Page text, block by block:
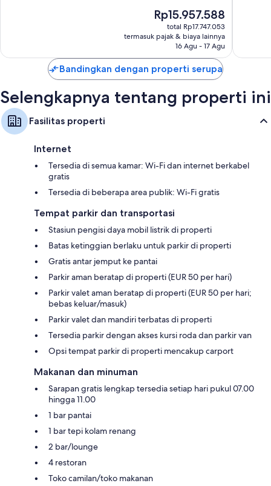
Harga
sekarang
Rp15.957.588
Rp15.957.588
total Rp17.747.053
termasuk pajak & biaya lainnya
16 Agu - 17 Agu
Bandingkan dengan properti serupa
Selengkapnya tentang properti ini
Fasilitas properti
Internet
Tersedia di semua kamar: Wi-Fi dan internet berkabel
gratis
Tersedia di beberapa area publik: Wi-Fi gratis
Tempat parkir dan transportasi
Stasiun pengisi daya mobil listrik di properti
Batas ketinggian berlaku untuk parkir di properti
Gratis antar jemput ke pantai
Parkir aman beratap di properti (EUR 50 per hari)
Parkir valet aman beratap di properti (EUR 50 per hari;
bebas keluar/masuk)
Parkir valet dan mandiri terbatas di properti
Tersedia parkir dengan akses kursi roda dan parkir van
Opsi tempat parkir di properti mencakup carport
Makanan dan minuman
Sarapan gratis lengkap tersedia setiap hari pukul 07.00
hingga 11.00
1 bar pantai
1 bar tepi kolam renang
2 bar/lounge
4 restoran
Toko camilan/toko makanan